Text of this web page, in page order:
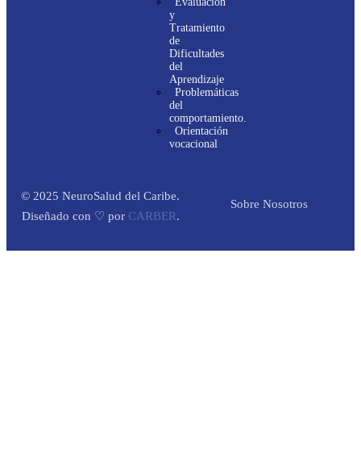
y
Tratamiento
de
Dificultades
del
Aprendizaje
Problemáticas
del
comportamiento.
Orientación
vocacional
© 2025 NeuroSalud del Caribe.
Diseñado con ♡ por CARBER.
Sobre Nosotros